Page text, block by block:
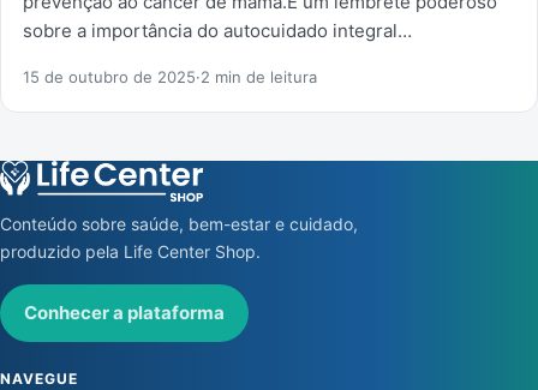
sobre a importância do autocuidado integral…
15 de outubro de 2025·2 min de leitura
Conteúdo sobre saúde, bem-estar e cuidado,
produzido pela Life Center Shop.
Conhecer a plataforma
NAVEGUE